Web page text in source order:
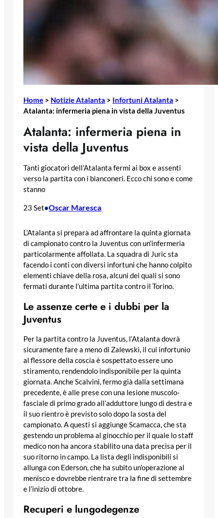
Home > Notizie Atalanta > Infortuni Atalanta >
Atalanta: infermeria piena in vista della Juventus
Atalanta: infermeria piena in
vista della Juventus
Tanti giocatori dell’Atalanta fermi ai box e assenti
verso la partita con i bianconeri. Ecco chi sono e come
stanno
23 Set•Oscar Maresca
L’Atalanta si prepara ad affrontare la quinta giornata
di campionato contro la Juventus con un’infermeria
particolarmente affollata. La squadra di Juric sta
facendo i conti con diversi infortuni che hanno colpito
elementi chiave della rosa, alcuni dei quali si sono
fermati durante l’ultima partita contro il Torino.
Le assenze certe e i dubbi per la
Juventus
Per la partita contro la Juventus, l’Atalanta dovrà
sicuramente fare a meno di Zalewski, il cui infortunio
al flessore della coscia è sospettato essere uno
stiramento, rendendolo indisponibile per la quinta
giornata. Anche Scalvini, fermo già dalla settimana
precedente, è alle prese con una lesione muscolo-
fasciale di primo grado all’adduttore lungo di destra e
il suo rientro è previsto solo dopo la sosta del
campionato. A questi si aggiunge Scamacca, che sta
gestendo un problema al ginocchio per il quale lo staff
medico non ha ancora stabilito una data precisa per il
suo ritorno in campo. La lista degli indisponibili si
allunga con Ederson, che ha subito un’operazione al
menisco e dovrebbe rientrare tra la fine di settembre
e l’inizio di ottobre.
Recuperi e lungodegenze